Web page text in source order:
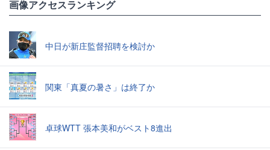
画像アクセスランキング
中日が新庄監督招聘を検討か
関東「真夏の暑さ」は終了か
卓球WTT 張本美和がベスト8進出